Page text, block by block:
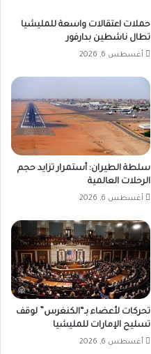
حملات اعتقالات واسعة للمليشيا
تطال ناشطين بدارفور
أغسطس 6, 2026
سلطة الطيران: أستمرار تزايد حجم
الرحلات العالمية
أغسطس 6, 2026
تحركات لأعضاء بـ“الكنغرس” لوقف
تسليح الإمارات للمليشيا
أغسطس 6, 2026